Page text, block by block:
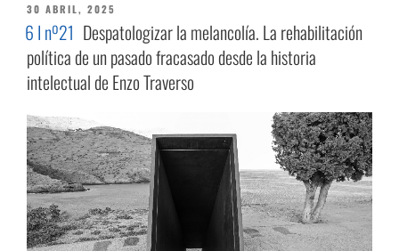
PUBLICADO
EL
30 ABRIL, 2025
6 I nº21 Despatologizar la melancolía. La rehabilitación
política de un pasado fracasado desde la historia
intelectual de Enzo Traverso